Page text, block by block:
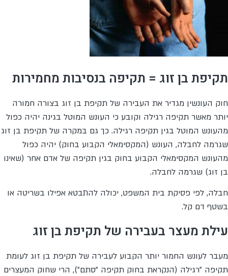
תקיפת בן זוג = תקיפה בנסיבות מחמירות
חוק העונשין מגדיר את העבירה של תקיפת בן זוג בצורה חמורה
יותר מאשר תקיפה רגילה וקובע כי העונש המוטל בגינה יהיה כפול
מהעונש המוטל בגין תקיפה רגילה. כך גם במקרה של תקיפת בן זוג
שגרמה לחבלה, העונש (המקסימאלי הקבוע בחוק) יהיה כפול
מהעונש המקסימאלי הקבוע בחוק בגין תקיפה של אדם אחר (שאינו
בן זוג) שגרמה לחבלה.
חבלה, לפי פסיקת בית המשפט, יכולה להתבטא אפילו בשריטה או
בשטף דם קל.
עילת מעצר בעבירה של תקיפת בן זוג
מעבר לעונש החמור יותר הקבוע לעבירה של תקיפת בן זוג לעומת
תקיפה "רגילה (הנקראת בחוק תקיפה "סתם"), הרי שחוק המעצרים